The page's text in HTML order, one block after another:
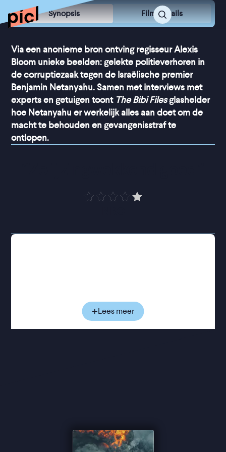
Synopsis Film Details
Via een anonieme bron ontving regisseur Alexis
Bloom unieke beelden: gelekte politieverhoren in
de corruptiezaak tegen de Israëlische premier
Benjamin Netanyahu. Samen met interviews met
experts en getuigen toont The Bibi Filesglashelder
hoe Netanyahu er werkelijk alles aan doet om de
macht te behouden en gevangenisstraf te
ontlopen.
Al sinds 2016 loopt er onderzoek naar 'Bibi'
buitensporig dure juwelen voor zijn vrouw.
Netanyahu ontkent en spreekt van een
heksenjacht door links. Aan de hand van nooit
genomineerd in de categorie Beste Documentaire.
Via de rechter heeft Netanyahu nog geprobeerd te
Lees meer